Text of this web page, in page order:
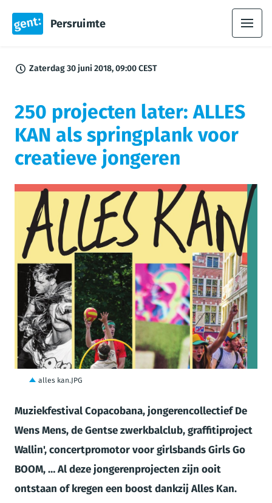
Persruimte
Zaterdag 30 juni 2018, 09:00 CEST
250 projecten later: ALLES
KAN als springplank voor
creatieve jongeren
JPG
alles kan.JPG
Muziekfestival Copacobana, jongerencollectief De
Wens Mens, de Gentse zwerkbalclub, graffitiproject
Wallin', concertpromotor voor girlsbands Girls Go
BOOM, … Al deze jongerenprojecten zijn ooit
ontstaan of kregen een boost dankzij Alles Kan.